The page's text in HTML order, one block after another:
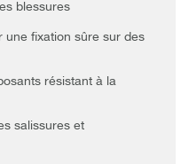
blessures
une fixation sûre sur des
résistant à la
salissures et